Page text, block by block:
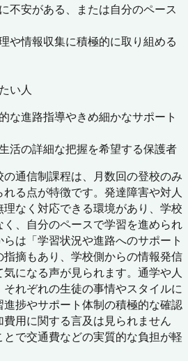
不安がある、または自分のペース
や情報収集に積極的に取り組める
い人
な進路指導やきめ細かなサポート
活の詳細な把握を希望する保護者
通信制課程は、月数回の登校のみ
る点が特徴です。発達障害や対人
なく対応できる環境があり、学校
、自分のペースで学習を進められ
は「学習状況や進路へのサポート
摘もあり、学校側からの情報発信
になる声が見られます。通学や人
れぞれの生徒の事情やスタイルに
捗やサポート体制の積極的な確認
用に関する言及は見られません
で交通費などの実質的な負担が軽